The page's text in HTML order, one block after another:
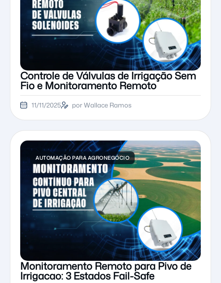
Controle de Válvulas de Irrigação Sem
Fio e Monitoramento Remoto
11/11/2025 por Wallace Ramos
AUTOMAÇÃO PARA AGRONEGÓCIO
Monitoramento Remoto para Pivo de
Irrigacao: 3 Estados Fail-Safe